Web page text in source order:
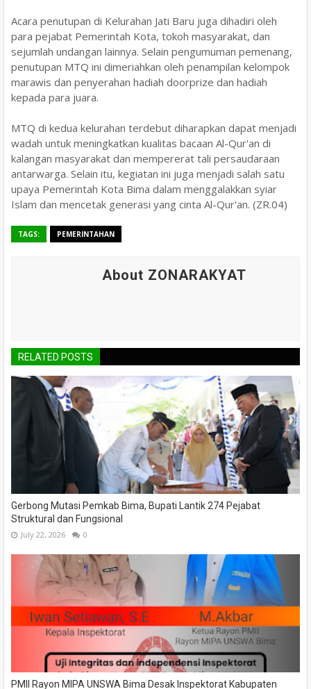
Acara penutupan di Kelurahan Jati Baru juga dihadiri oleh
para pejabat Pemerintah Kota, tokoh masyarakat, dan
sejumlah undangan lainnya. Selain pengumuman pemenang,
penutupan MTQ ini dimeriahkan oleh penampilan kelompok
marawis dan penyerahan hadiah doorprize dan hadiah
kepada para juara.
MTQ di kedua kelurahan terdebut diharapkan dapat menjadi
wadah untuk meningkatkan kualitas bacaan Al-Qur'an di
kalangan masyarakat dan mempererat tali persaudaraan
antarwarga. Selain itu, kegiatan ini juga menjadi salah satu
upaya Pemerintah Kota Bima dalam menggalakkan syiar
Islam dan mencetak generasi yang cinta Al-Qur'an. (ZR.04)
TAGS: PEMERINTAHAN
About ZONARAKYAT
RELATED POSTS
Gerbong Mutasi Pemkab Bima, Bupati Lantik 274 Pejabat
Struktural dan Fungsional
July 22, 2026 0
PMII Rayon MIPA UNSWA Bima Desak Inspektorat Kabupaten